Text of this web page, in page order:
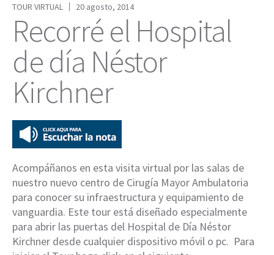
TOUR VIRTUAL
20 agosto, 2014
Recorré el Hospital
de día Néstor
Kirchner
Acompáñanos en esta visita virtual por las salas de
nuestro nuevo centro de Cirugía Mayor Ambulatoria
para conocer su infraestructura y equipamiento de
vanguardia. Este tour está diseñado especialmente
para abrir las puertas del Hospital de Día Néstor
Kirchner desde cualquier dispositivo móvil o pc. Para